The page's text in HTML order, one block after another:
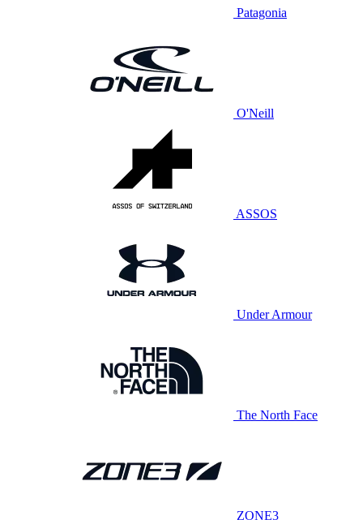
Patagonia
O'Neill
ASSOS
Under Armour
The North Face
ZONE3